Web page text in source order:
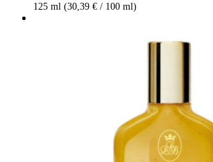
125 ml (30,39 € / 100 ml)